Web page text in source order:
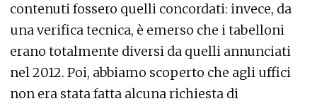
contenuti fossero quelli concordati: invece, da
una verifica tecnica, è emerso che i tabelloni
erano totalmente diversi da quelli annunciati
nel 2012. Poi, abbiamo scoperto che agli uffici
non era stata fatta alcuna richiesta di